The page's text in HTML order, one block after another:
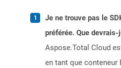
Je ne trouve pas le
préférée. Que devrais-
Aspose.Total Cloud
en tant que conteneur